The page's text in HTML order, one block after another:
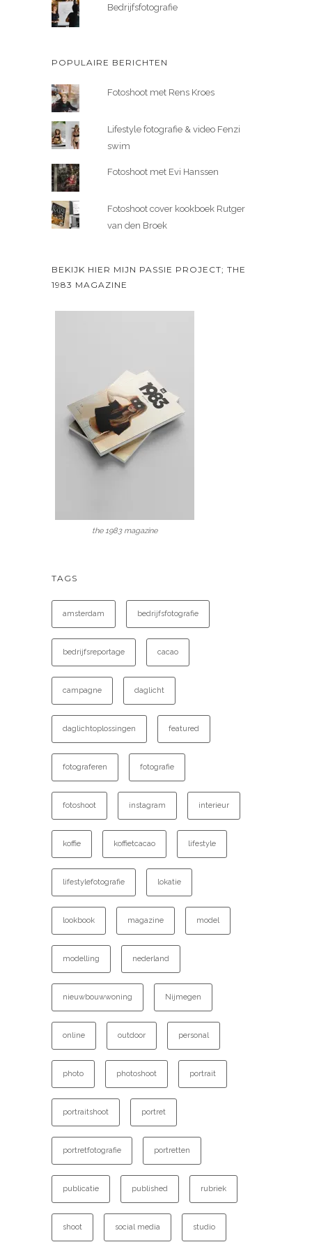
Bedrijfsfotografie
POPULAIRE BERICHTEN
Fotoshoot met Rens Kroes
Lifestyle fotografie & video Fenzi
swim
Fotoshoot met Evi Hanssen
Fotoshoot cover kookboek Rutger
van den Broek
BEKIJK HIER MIJN PASSIE PROJECT; THE
1983 MAGAZINE
the 1983 magazine
TAGS
amsterdam bedrijfsfotografie
bedrijfsreportage cacao
campagne daglicht
daglichtoplossingen featured
fotograferen fotografie
fotoshoot instagram interieur
koffie koffietcacao lifestyle
lifestylefotografie lokatie
lookbook magazine model
modelling nederland
nieuwbouwwoning Nijmegen
online outdoor personal
photo photoshoot portrait
portraitshoot portret
portretfotografie portretten
publicatie published rubriek
shoot social media studio